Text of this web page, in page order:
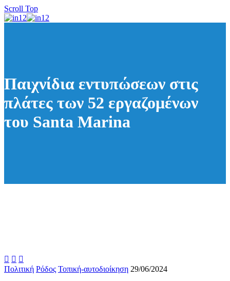
Scroll Top
Παιχνίδια εντυπώσεων στις
πλάτες των 52 εργαζομένων
του Santa Marina
  
Πολιτική Ρόδος Τοπική-αυτοδιοίκηση 29/06/2024